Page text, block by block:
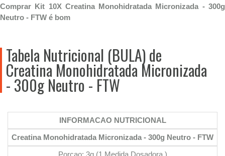
Comprar Kit 10X Creatina Monohidratada Micronizada - 300g
Neutro - FTW é bom
Tabela Nutricional (BULA) de
Creatina Monohidratada Micronizada
- 300g Neutro - FTW
INFORMACAO NUTRICIONAL
Creatina Monohidratada Micronizada - 300g Neutro - FTW
Porçao: 3g (1 Medida Dosadora )